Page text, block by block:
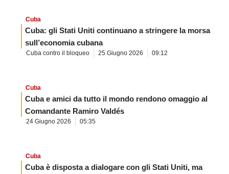
Cuba
Cuba: gli Stati Uniti continuano a stringere la morsa
sull’economia cubana
Cuba contro il bloqueo 25 Giugno 2026 09:12
Cuba
Cuba e amici da tutto il mondo rendono omaggio al
Comandante Ramiro Valdés
24 Giugno 2026 05:35
Cuba
Cuba è disposta a dialogare con gli Stati Uniti, ma